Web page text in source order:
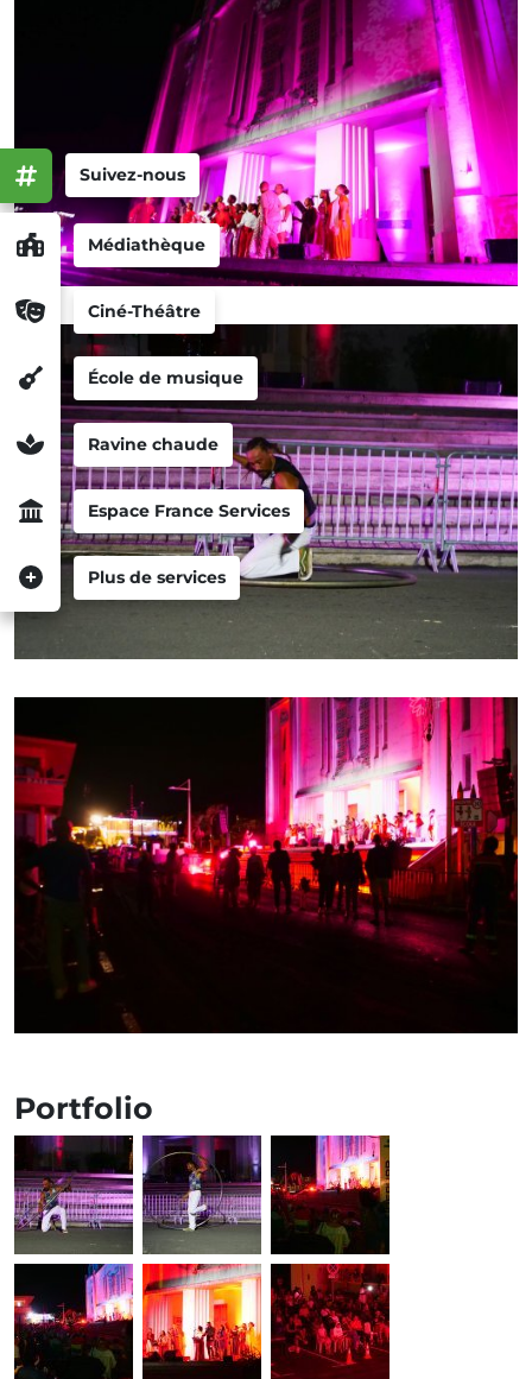
Médiathèque
Ciné-Théâtre
École de musique
Ravine chaude
Espace France Services
Plus de services
Suivez-nous
Portfolio